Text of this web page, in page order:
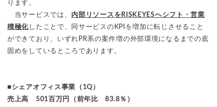
ります。
当サービスでは、 内部リソースをRISKEYESへシフト・営業
積極化 したことで、同サービスのKPIを増加に転じさせること
ができており、いずれPR系の案件増の外部環境になるまでの底
固めをしているところであります。
■シェアオフィス事業（1Q）
売上高 501百万円（前年比 83.8％）